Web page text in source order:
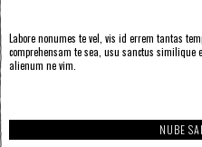
Labore nonumes te vel, vis id errem tantas
comprehensam te sea, usu sanctus similique
alienum ne vim.
NUBE